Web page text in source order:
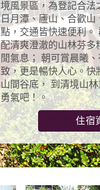
境風景區，為登記合法
日月潭、廬山、合歡
點，交通皆快速便利。
配清爽澄澈的山林芬多
閒氣息； 朝可賞晨曦
致，更是暢快人心。快
山間谷底， 到清境山
勇氣吧！。
住宿